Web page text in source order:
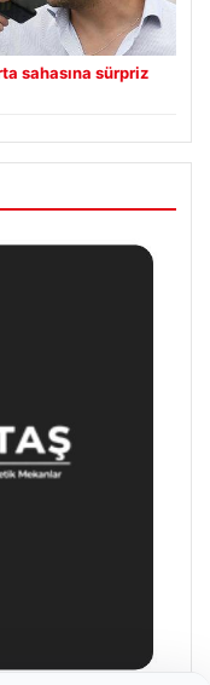
sahasına sürpriz